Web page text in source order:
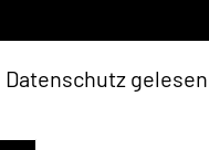
Datenschutz gelesen